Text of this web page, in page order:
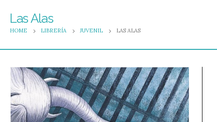
Las Alas
HOME LIBRERÍA JUVENIL LAS ALAS